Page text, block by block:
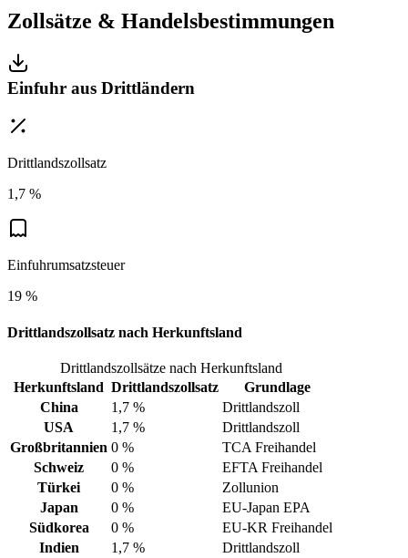
Zollsätze & Handelsbestimmungen
Einfuhr aus Drittländern
Drittlandszollsatz
1,7 %
Einfuhrumsatzsteuer
19 %
Drittlandszollsatz nach Herkunftsland
Drittlandszollsätze nach Herkunftsland
Herkunftsland Drittlandszollsatz
Grundlage
China
1,7 %
Drittlandszoll
USA
1,7 %
Drittlandszoll
Großbritannien 0 %
TCA Freihandel
Schweiz
0 %
EFTA Freihandel
Türkei
0 %
Zollunion
Japan
0 %
EU-Japan EPA
Südkorea
0 %
EU-KR Freihandel
Indien
1,7 %
Drittlandszoll